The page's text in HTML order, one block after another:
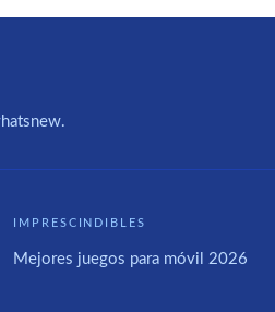
IMPRESCINDIBLES
Mejores juegos para móvil 2026